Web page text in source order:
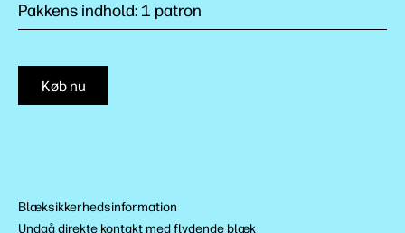
Pakkens indhold: 1 patron
Køb nu
Blæksikkerhedsinformation
Undgå direkte kontakt med flydende blæk